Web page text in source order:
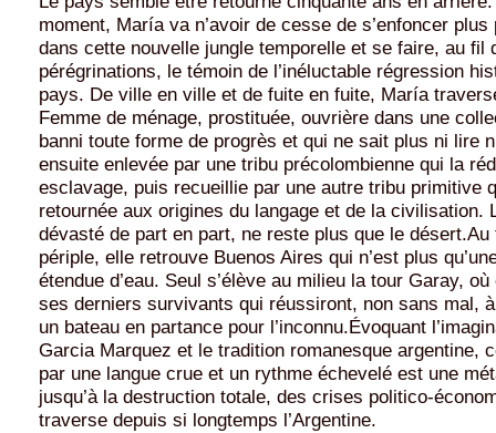
moment, María va n’avoir de cesse de s’enfoncer plus
dans cette nouvelle jungle temporelle et se faire, au fil
pérégrinations, le témoin de l’inéluctable régression
pays. De ville en ville et de fuite en fuite, María
Femme de ménage, prostituée, ouvrière dans une
banni toute forme de progrès et qui ne sait plus ni lire
ensuite enlevée par une tribu précolombienne qui la
esclavage, puis recueillie par une autre tribu primitive
retournée aux origines du langage et de la civilisation.
dévasté de part en part, ne reste plus que le désert.Au
périple, elle retrouve Buenos Aires qui n’est plus
étendue d’eau. Seul s’élève au milieu la tour Garay,
ses derniers survivants qui réussiront, non sans mal,
un bateau en partance pour l’inconnu.Évoquant
Garcia Marquez et le tradition romanesque argentine,
par une langue crue et un rythme échevelé est une
jusqu’à la destruction totale, des crises politico-
traverse depuis si longtemps l’Argentine.